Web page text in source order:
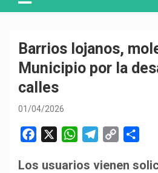
Barrios lojanos,
Municipio por la
calles
01/04/2026
c
W
a
l
p
m
Los usuarios vienen